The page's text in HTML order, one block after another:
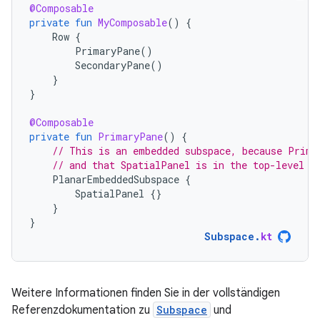
@Composable
private fun MyComposable()
{
Row {
PrimaryPane()
SecondaryPane()
}
}
@Composable
private fun PrimaryPane()
{
// This is an embedded subspace, because
// and that SpatialPanel is in the top-level
PlanarEmbeddedSubspace {
SpatialPanel {}
}
}
Subspace . kt
Weitere Informationen finden Sie in der vollständigen
Referenzdokumentation zu Subspace und